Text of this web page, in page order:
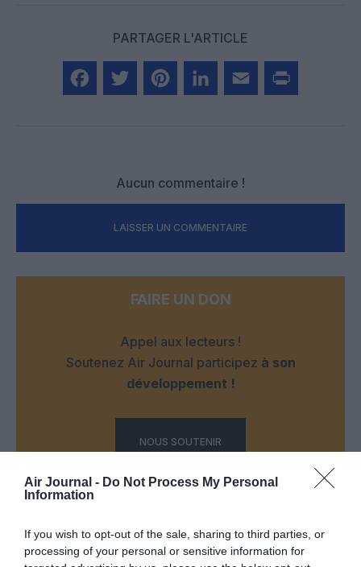
Air Journal - Do Not Process My Personal
Information
If you wish to opt-out of the sale, sharing to third parties, or
processing of your personal or sensitive information for
PARTAGER L'ARTICLE
Aucun commentaire !
LAISSER UN COMMENTAIRE
FAIRE UN DON
Appel aux lecteurs !
Soutenez Air Journal participez à son
développement !
NOUS SOUTENIR